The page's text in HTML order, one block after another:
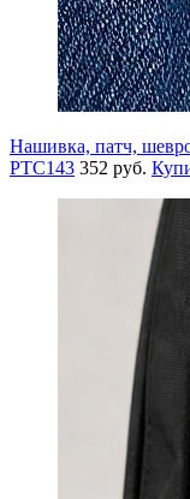
Нашивка, патч,
PTC143 352 руб.